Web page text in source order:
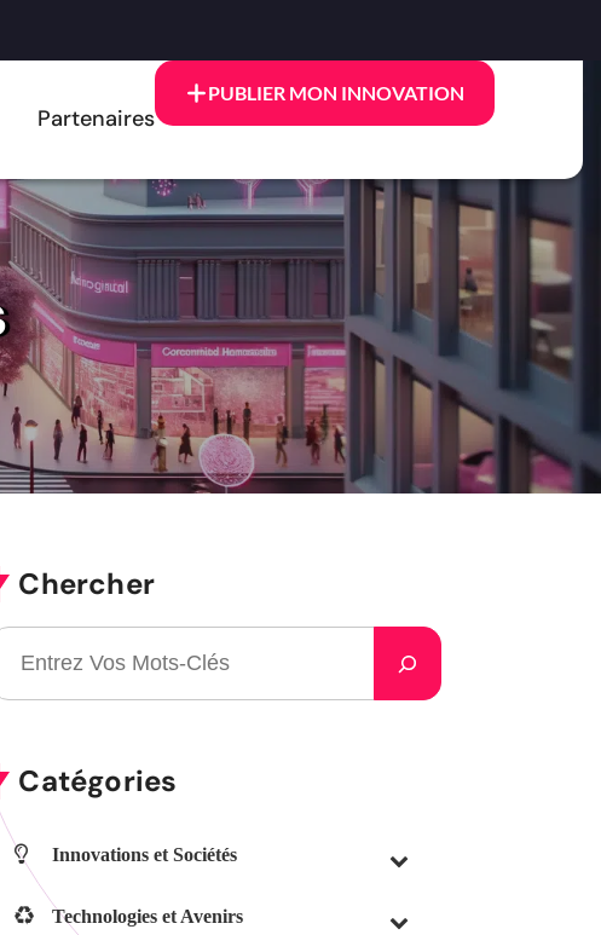
Partenaires
PUBLIER MON INNOVATION
Chercher
Catégories
Innovations et Sociétés
Technologies et Avenirs